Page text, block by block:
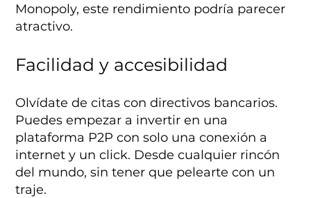
Monopoly, este rendimiento podría parecer
atractivo.
Facilidad y accesibilidad
Olvídate de citas con directivos bancarios.
Puedes empezar a invertir en una
plataforma P2P con solo una conexión a
internet y un click. Desde cualquier rincón
del mundo, sin tener que pelearte con un
traje.